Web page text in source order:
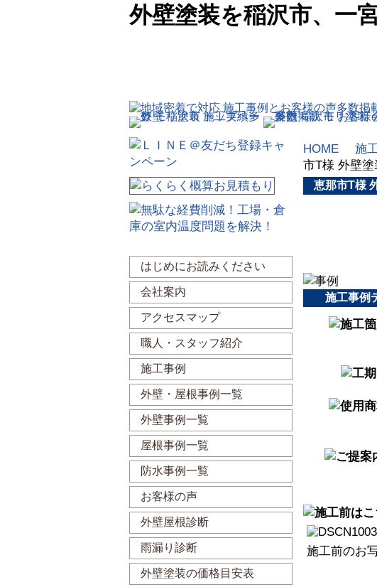
外壁塗装を稲沢市、一
HOME 施
市T様 外壁
恵那市T様
施工事例
施工前のお
はじめにお読みください
会社案内
アクセスマップ
職人・スタッフ紹介
施工事例
外壁・屋根事例一覧
外壁事例一覧
屋根事例一覧
防水事例一覧
お客様の声
外壁屋根診断
雨漏り診断
外壁塗装の価格目安表